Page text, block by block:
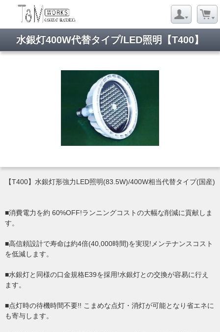
水銀灯400W代替タイプ/LED照明【T400】
【T400】水銀灯形強力LED照明(83.5W)/400W相当代替タイプ(国産)
■消費電力を約 60%OFF!ランニングコストの大幅な削減に貢献しま
す。
■高信頼設計で寿命は約4倍(40,000時間)を実現!メンテナンスコスト
を低減します。
■水銀灯と同様の口金規格E39を採用!水銀灯との交換が容易に行え
ます。
■点灯時の待機時間不要!! こまめな点灯・消灯が可能となり省エネに
も寄与します。